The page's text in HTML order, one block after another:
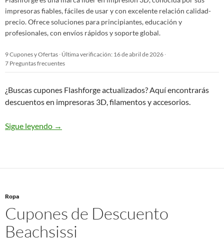
impresoras fiables, fáciles de usar y con excelente relación calidad-
precio. Ofrece soluciones para principiantes, educación y
profesionales, con envíos rápidos y soporte global.
9 Cupones y Ofertas · Última verificación: 16 de abril de 2026 ·
7 Preguntas frecuentes
¿Buscas cupones Flashforge actualizados? Aquí encontrarás
descuentos en impresoras 3D, filamentos y accesorios.
Sigue leyendo →
Ropa
Cupones de Descuento
Beachsissi